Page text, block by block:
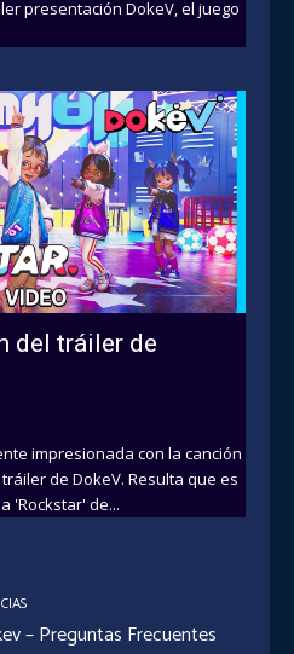
DokeV, el juego
del tráiler de
impresionada con la canción
de DokeV. Resulta que es
'Rockstar' de...
– Preguntas Frecuentes